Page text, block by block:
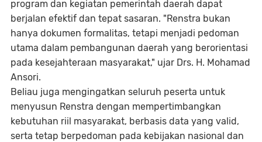
program dan kegiatan pemerintah daerah dapat
berjalan efektif dan tepat sasaran. "Renstra bukan
hanya dokumen formalitas, tetapi menjadi pedoman
utama dalam pembangunan daerah yang berorientasi
pada kesejahteraan masyarakat," ujar Drs. H. Mohamad
Ansori.
Beliau juga mengingatkan seluruh peserta untuk
menyusun Renstra dengan mempertimbangkan
kebutuhan riil masyarakat, berbasis data yang valid,
serta tetap berpedoman pada kebijakan nasional dan